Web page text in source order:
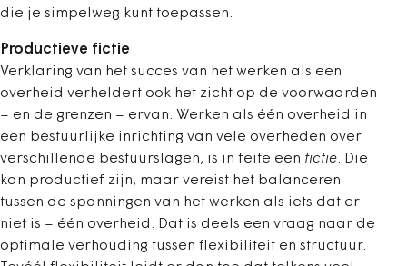
die je simpelweg kunt toepassen.
Productieve fictie
Verklaring van het succes van het werken als een
overheid verheldert ook het zicht op de voorwaarden
– en de grenzen – ervan. Werken als één overheid in
een bestuurlijke inrichting van vele overheden over
verschillende bestuurslagen, is in feite een fictie. Die
kan productief zijn, maar vereist het balanceren
tussen de spanningen van het werken als iets dat er
niet is – één overheid. Dat is deels een vraag naar de
optimale verhouding tussen flexibiliteit en structuur.